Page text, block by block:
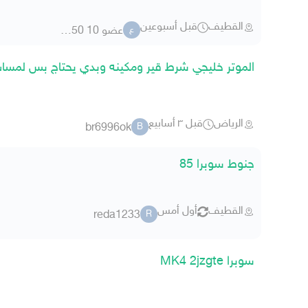
القطيف قبل أسبوعين ع عضو 10 35250
الموتر خليجي شرط قير ومكينه وبدي يحتاج بس
الرياض قبل ٣ أسابيع B
br6996ok
جنوط سوبرا 85
القطيف أول أمس R
reda1233
سوبرا MK4 2jzgte